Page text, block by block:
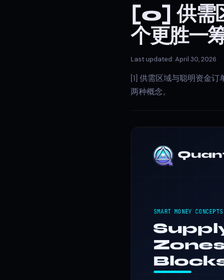
[0] 供需
个更胜一
Last updated: April 30, 2026
[1] 供需区域与聪明资金
两种概念。